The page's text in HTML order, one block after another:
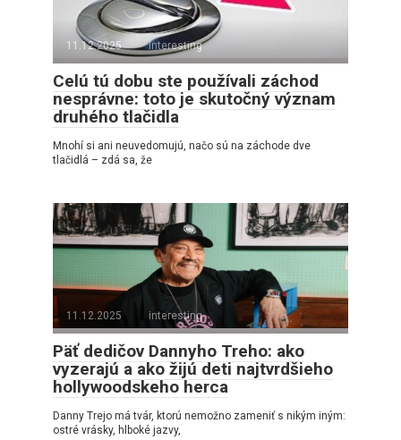
11.12.2025 interesting
Celú tú dobu ste používali záchod
nesprávne: toto je skutočný význam
druhého tlačidla
Mnohí si ani neuvedomujú, načo sú na záchode dve
tlačidlá – zdá sa, že
11.12.2025 interesting
Päť dedičov Dannyho Treho: ako
vyzerajú a ako žijú deti najtvrdšieho
hollywoodskeho herca
Danny Trejo má tvár, ktorú nemožno zameniť s nikým iným:
ostré vrásky, hlboké jazvy,